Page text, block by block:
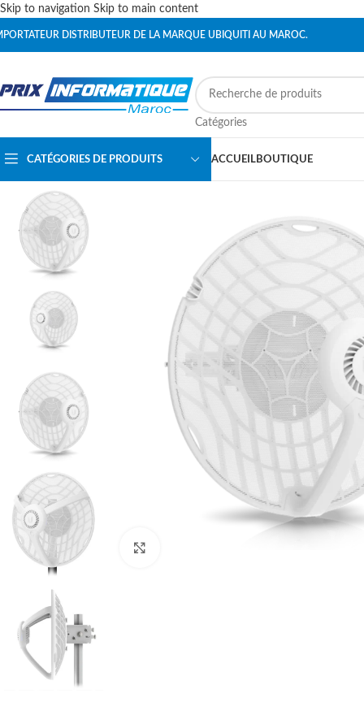
Skip to navigation Skip to main content
DISTRIBUTEUR DE LA MARQUE UBIQUITI AU MAROC.
Catégories
CATÉGORIES DE PRODUITS ACCUEILBOUTIQUE